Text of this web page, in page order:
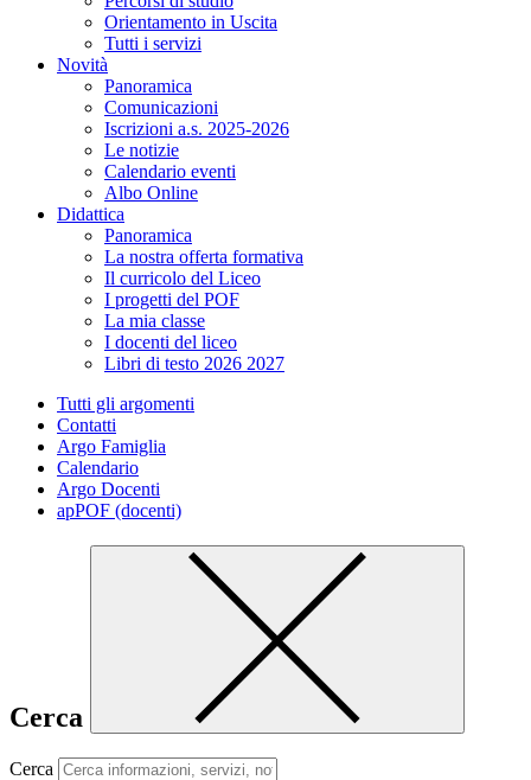
Orientamento in Uscita
Tutti i servizi
Novità
Panoramica
Comunicazioni
Iscrizioni a.s. 2025-2026
Le notizie
Calendario eventi
Albo Online
Didattica
Panoramica
La nostra offerta formativa
Il curricolo del Liceo
I progetti del POF
La mia classe
I docenti del liceo
Libri di testo 2026 2027
Tutti gli argomenti
Contatti
Argo Famiglia
Calendario
Argo Docenti
apPOF (docenti)
Cerca
Cerca